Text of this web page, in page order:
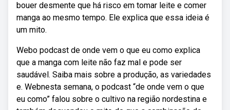
bouer desmente que há risco em tomar leite e comer
manga ao mesmo tempo. Ele explica que essa ideia é
um mito.
Webo podcast de onde vem o que eu como explica
que a manga com leite não faz mal e pode ser
saudável. Saiba mais sobre a produção, as variedades
e. Webnesta semana, o podcast “de onde vem o que
eu como” falou sobre o cultivo na região nordestina e